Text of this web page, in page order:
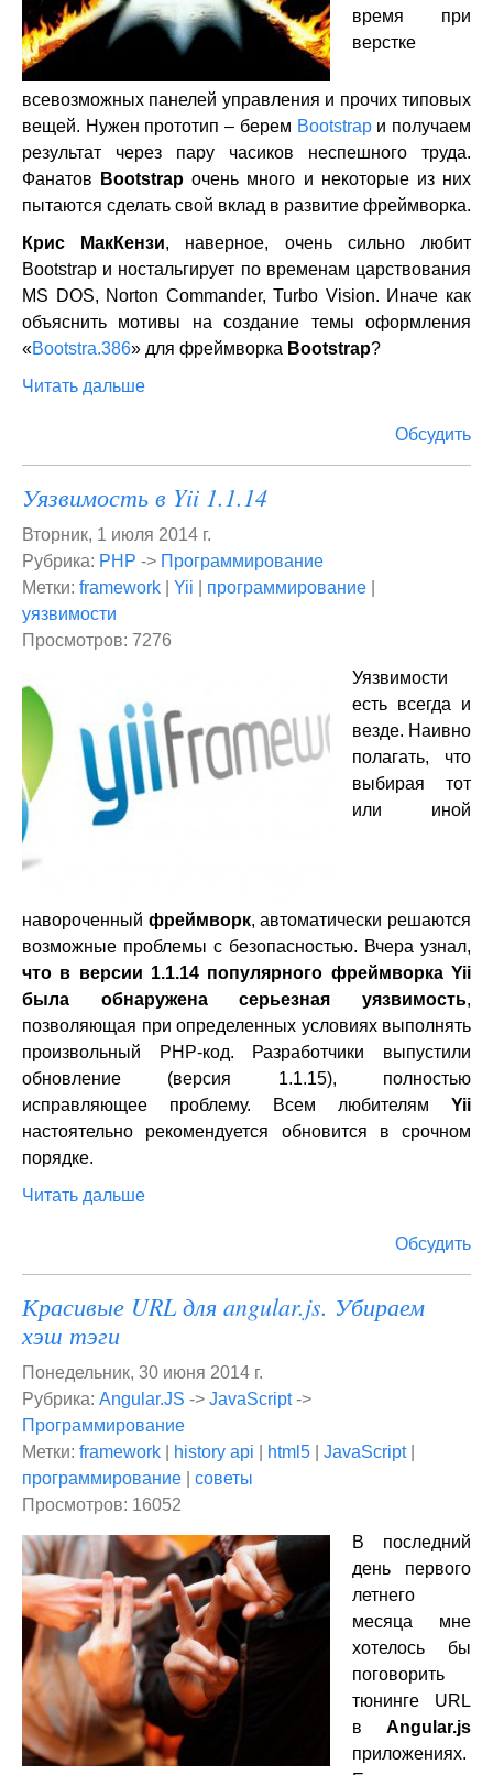
время при
верстке
всевозможных панелей управления и прочих типовых
вещей. Нужен прототип – берем Bootstrapи получаем
результат через пару часиков неспешного труда.
Фанатов
Bootstrap очень много и некоторые из них
пытаются сделать свой вклад в развитие фреймворка.
Крис МакКензи, наверное, очень сильно любит
Bootstrap и ностальгирует по временам царствования
MS DOS, Norton Commander, Turbo Vision. Иначе как
объяснить мотивы на создание темы оформления
«Bootstra.386» для фреймворка Bootstrap?
Читать дальше
Обсудить
Уязвимость в Yii 1.1.14
Вторник, 1 июля 2014 г.
Рубрика: PHP -> Программирование
Метки: framework Yii программирование
уязвимости
Просмотров: 7276
Уязвимости
есть всегда и
везде. Наивно
полагать, что
выбирая тот
или иной
навороченный фреймворк, автоматически решаются
возможные проблемы с безопасностью. Вчера узнал,
что в версии 1.1.14 популярного фреймворка Yii
была обнаружена серьезная уязвимость,
позволяющая при определенных условиях выполнять
произвольный PHP-код. Разработчики выпустили
обновление (версия 1.1.15), полностью
исправляющее проблему. Всем любителям Yii
настоятельно рекомендуется обновится в срочном
порядке.
Читать дальше
Обсудить
Красивые URL для angular.js. Убираем
хэш тэги
Понедельник, 30 июня 2014 г.
Рубрика: Angular.JS -> JavaScript->
Программирование
Метки: framework history api html5 JavaScript|
программирование
советы
Просмотров: 16052
В последний
день первого
летнего
месяца мне
хотелось бы
поговорить
тюнинге URL
в Angular.js
приложениях.